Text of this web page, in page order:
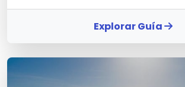
Explorar Guía